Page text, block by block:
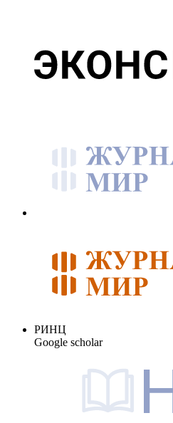
РИНЦ
Google scholar